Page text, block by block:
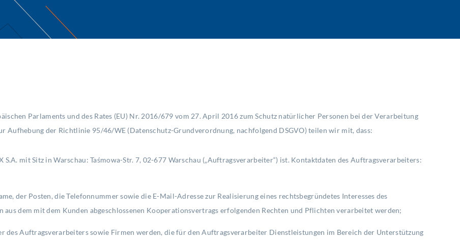
Parlaments und des Rates (EU) Nr. 2016/679 vom 27. April 2016 zum Schutz natürlicher Personen bei der Verarbeitung
Aufhebung der Richtlinie 95/46/WE (Datenschutz-Grundverordnung, nachfolgend DSGVO) teilen wir mit, dass:
mit Sitz in Warschau: Taśmowa-Str. 7, 02-677 Warschau („Auftragsverarbeiter“) ist. Kontaktdaten des Auftragsverarbeiters:
der Posten, die Telefonnummer sowie die E-Mail-Adresse zur Realisierung eines rechtsbegründetes Interesses des
dem mit dem Kunden abgeschlossenen Kooperationsvertrags erfolgenden Rechten und Pflichten verarbeitet werden;
des Auftragsverarbeiters sowie Firmen werden, die für den Auftragsverarbeiter Dienstleistungen im Bereich der Unterstützung